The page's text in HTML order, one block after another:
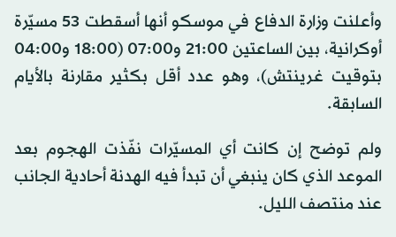
وأعلنت وزارة الدفاع في موسكو أنها أسقطت 53 مسيّرة
أوكرانية، بين الساعتين 21:00 و07:00 (18:00 و04:00
بتوقيت غرينتش)، وهو عدد أقل بكثير مقارنة بالأيام
السابقة.
ولم توضح إن كانت أي المسيّرات نفّذت الهجوم بعد
الموعد الذي كان ينبغي أن تبدأ فيه الهدنة أحادية الجانب
عند منتصف الليل.